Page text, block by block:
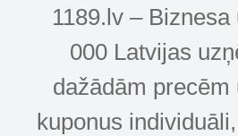
1189.lv –
000 Latvijas
dažādām
kuponus